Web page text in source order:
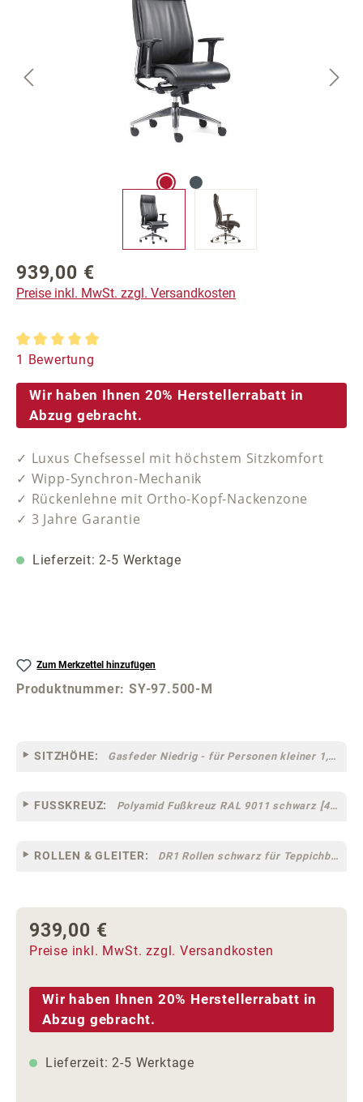
Regulärer Preis:
939,00 €
Preise inkl. MwSt. zzgl. Versandkosten
Durchschnittliche Bewertung von 5 von 5 Sternen
1 Bewertung
Wir haben Ihnen 20% Herstellerrabatt in
Abzug gebracht.
✓ Luxus Chefsessel mit höchstem Sitzkomfort
✓ Wipp-Synchron-Mechanik
✓ Rückenlehne mit Ortho-Kopf-Nackenzone
✓ 3 Jahre Garantie
Lieferzeit: 2-5 Werktage
Zum Merkzettel hinzufügen
Produktnummer:SY-97.500-M
SITZHÖHE: Gasfeder Niedrig - für Personen kleiner 1,60 m
FUSSKREUZ: Polyamid Fußkreuz RAL 9011 schwarz [44]
ROLLEN & GLEITER: DR1 Rollen schwarz für Teppichböden [10]
Regulärer Preis:
939,00 €
Preise inkl. MwSt. zzgl. Versandkosten
Wir haben Ihnen 20% Herstellerrabatt in
Abzug gebracht.
Lieferzeit: 2-5 Werktage